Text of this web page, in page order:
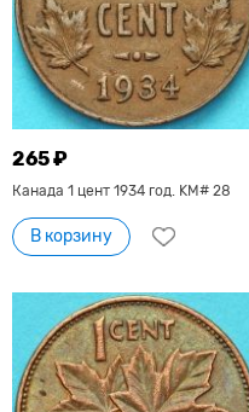
265 ₽
Канада 1 цент 1934 год. KM# 28
В корзину